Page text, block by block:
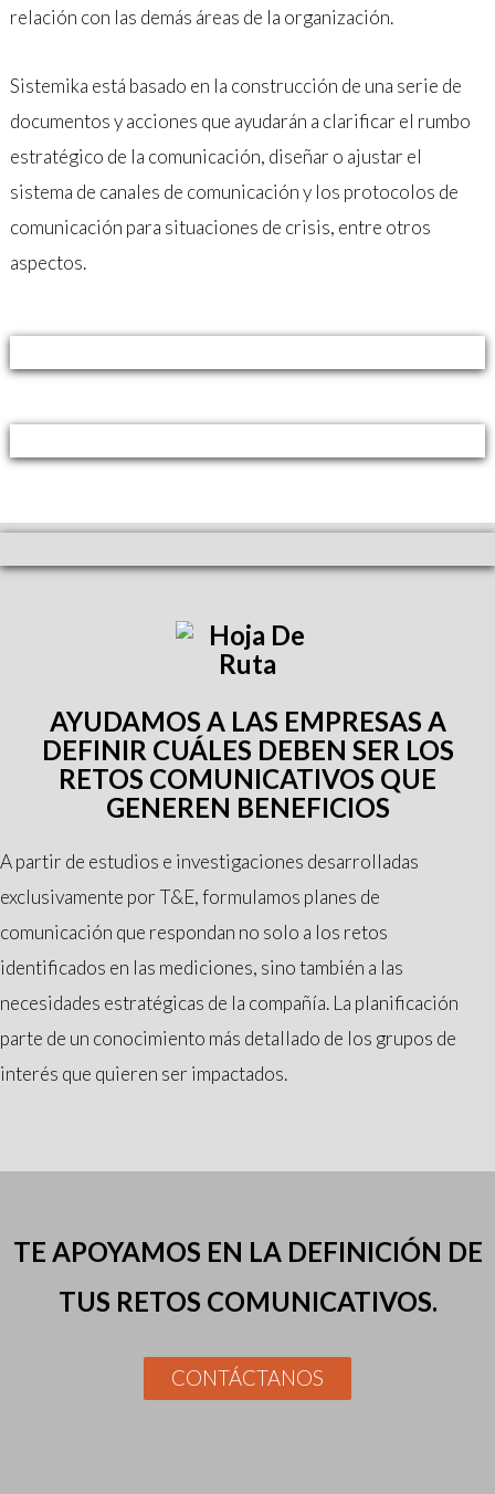
relación con las demás áreas de la organización.
Sistemika está basado en la construcción de una serie de
documentos y acciones que ayudarán a clarificar el rumbo
estratégico de la comunicación, diseñar o ajustar el
sistema de canales de comunicación y los protocolos de
comunicación para situaciones de crisis, entre otros
aspectos.
AYUDAMOS A LAS EMPRESAS A
DEFINIR CUÁLES DEBEN SER LOS
RETOS COMUNICATIVOS QUE
GENEREN BENEFICIOS
A partir de estudios e investigaciones desarrolladas
exclusivamente por T&E, formulamos planes de
comunicación que respondan no solo a los retos
identificados en las mediciones, sino también a las
necesidades estratégicas de la compañía. La planificación
parte de un conocimiento más detallado de los grupos de
interés que quieren ser impactados.
TE APOYAMOS EN LA DEFINICIÓN DE
TUS RETOS COMUNICATIVOS.
CONTÁCTANOS